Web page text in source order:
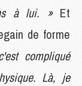
à lui. » Et
de forme
compliqué
Là, je